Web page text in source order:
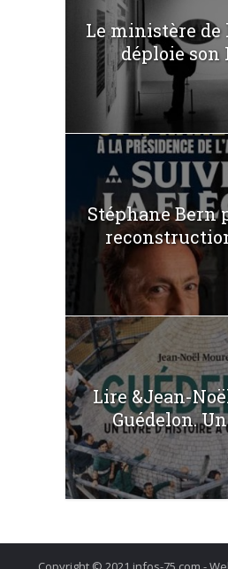
Le ministère de
déploie son
Stéphane Bern
Lire &Jean-
Guédelon.